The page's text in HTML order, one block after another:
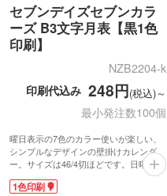
セブンデイズセブンカラ
ーズ B3文字月表【黒1色
印刷】
NZB2204-k
印刷代込み 248円(税込)～
最小発注数100個
曜日表示の7色のカラー使いが楽しい、
シンプルなデザインの壁掛けカレンダ
ー。サイズは46/4切ほどです。日曜始ま
りの大きく見やすい日付表示が特徴。書
体は、可読性、判読性にすぐれたユニバ
1色印刷